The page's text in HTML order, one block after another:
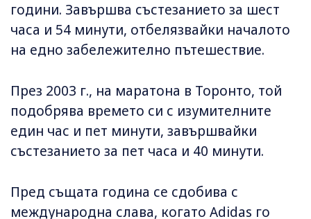
години. Завършва състезанието за шест
часа и 54 минути, отбелязвайки началото
на едно забележително пътешествие.
През 2003 г., на маратона в Торонто, той
подобрява времето си с изумителните
един час и пет минути, завършвайки
състезанието за пет часа и 40 минути.
Пред същата година се сдобива с
международна слава, когато Adidas го